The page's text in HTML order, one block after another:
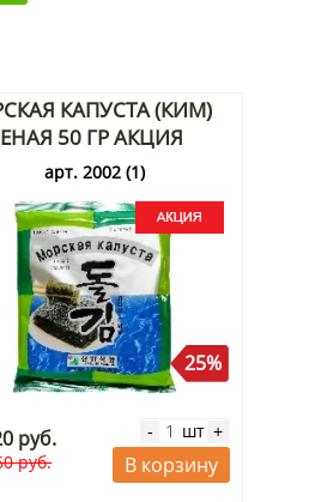
КАПУСТА (КИМ)
50 ГР АКЦИЯ
арт. 2002 (1)
25%
руб.
руб.
- шт +
В корзину